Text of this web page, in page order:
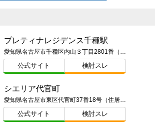
プレティナレジデンス千種駅
愛知県名古屋市千種区内山３丁目2801番（地番）
公式サイト 検討スレ
シエリア代官町
愛知県名古屋市東区代官町37番18号（住居表示）
公式サイト 検討スレ